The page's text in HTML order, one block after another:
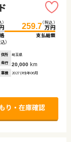
259.7（税込）
万円
支払総額
）
住所
埼玉県
走行 20,000 km
車検 2027(R9)年06月